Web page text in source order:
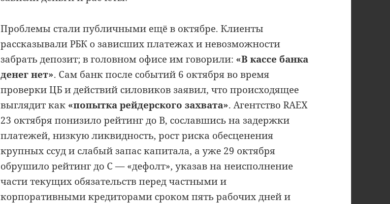
Проблемы стали публичными ещё в октябре. Клиенты
рассказывали РБК о зависших платежах и невозможности
забрать депозит; в головном офисе им говорили: «В кассе банка
денег нет». Сам банк после событий 6 октября во время
проверки ЦБ и действий силовиков заявил, что происходящее
выглядит как «попытка рейдерского захвата». Агентство RAEX
23 октября понизило рейтинг до B, сославшись на задержки
платежей, низкую ликвидность, рост риска обесценения
крупных ссуд и слабый запас капитала, а уже 29 октября
обрушило рейтинг до C — «дефолт», указав на неисполнение
части текущих обязательств перед частными и
корпоративными кредиторами сроком пять рабочих дней и